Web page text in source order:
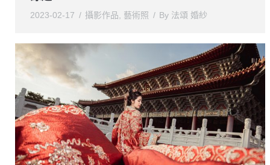
2023-02-17 攝影作品 藝術照 By 法頌 婚紗